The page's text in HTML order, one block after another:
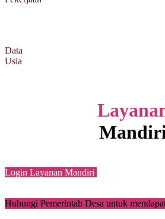
Data
Usia
Login Layanan Mandiri
Hubungi Pemerintah Desa untuk